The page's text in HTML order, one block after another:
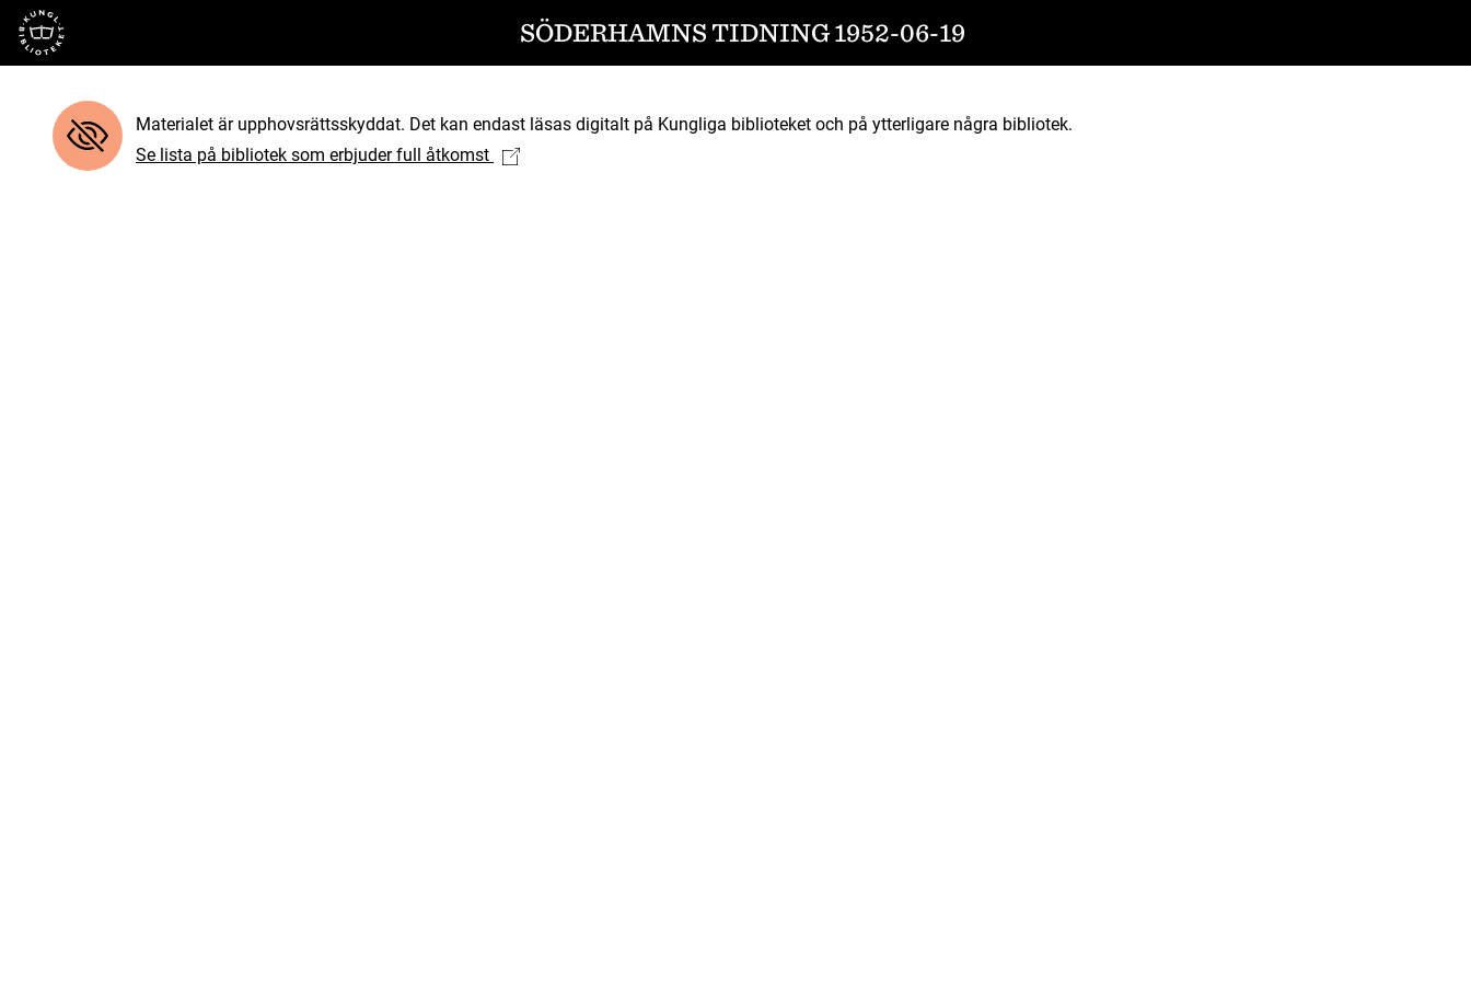
Till startsidan SÖDERHAMNS TIDNING 1952-06-19
Materialet är upphovsrättsskyddat. Det kan endast läsas digitalt på Kungliga biblioteket och på ytterligare några bibliotek.
Se lista på bibliotek som erbjuder full åtkomst